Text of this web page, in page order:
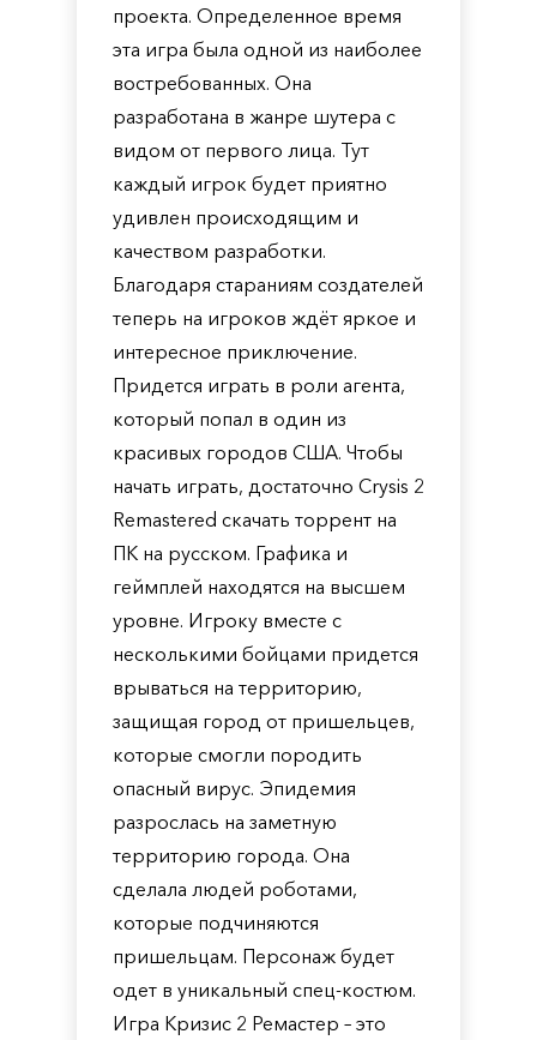
проекта. Определенное время
эта игра была одной из наиболее
востребованных. Она
разработана в жанре шутера с
видом от первого лица. Тут
каждый игрок будет приятно
удивлен происходящим и
качеством разработки.
Благодаря стараниям создателей
теперь на игроков ждёт яркое и
интересное приключение.
Придется играть в роли агента,
который попал в один из
красивых городов США. Чтобы
начать играть, достаточно Crysis 2
Remastered скачать торрент на
ПК на русском. Графика и
геймплей находятся на высшем
уровне. Игроку вместе с
несколькими бойцами придется
врываться на территорию,
защищая город от пришельцев,
которые смогли породить
опасный вирус. Эпидемия
разрослась на заметную
территорию города. Она
сделала людей роботами,
которые подчиняются
пришельцам. Персонаж будет
одет в уникальный спец-костюм.
Игра Кризис 2 Ремастер – это